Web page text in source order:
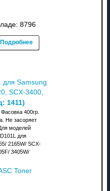
8796
Подробнее
для Samsung
SCX-3400,
1411)
400гр.
Не засоряет
моделей
для
2165W/ SCX-
3405W/
Toner